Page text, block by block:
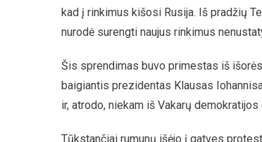
kad į rinkimus kišosi Rusija. Iš pradžių
nurodė surengti naujus rinkimus
Šis sprendimas buvo primestas iš
baigiantis prezidentas Klausas
ir, atrodo, niekam iš Vakarų demokratijos
Tūkstančiai rumunų išėjo į gatves